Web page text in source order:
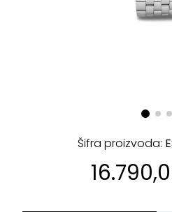
Šifra proizvoda: